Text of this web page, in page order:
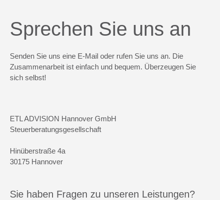
Sprechen Sie uns an
Senden Sie uns eine E-Mail oder rufen Sie uns an. Die
Zusammenarbeit ist einfach und bequem. Überzeugen Sie
sich selbst!
ETL ADVISION Hannover GmbH
Steuerberatungsgesellschaft
Hinüberstraße 4a
30175 Hannover
Sie haben Fragen zu unseren Leistungen?